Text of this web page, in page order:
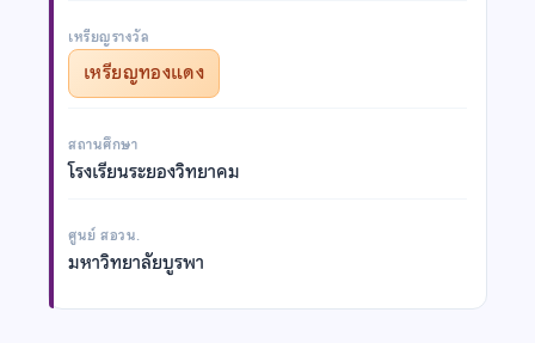
เหรียญรางวัล
เหรียญทองแดง
สถานศึกษา
โรงเรียนระยองวิทยาคม
ศูนย์ สอวน.
มหาวิทยาลัยบูรพา